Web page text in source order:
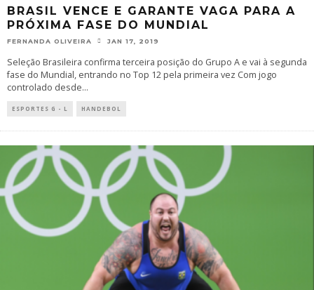
BRASIL VENCE E GARANTE VAGA PARA A
PRÓXIMA FASE DO MUNDIAL
FERNANDA OLIVEIRA JAN 17, 2019
Seleção Brasileira confirma terceira posição do Grupo A e vai à segunda
fase do Mundial, entrando no Top 12 pela primeira vez Com jogo
controlado desde...
ESPORTES G - L HANDEBOL